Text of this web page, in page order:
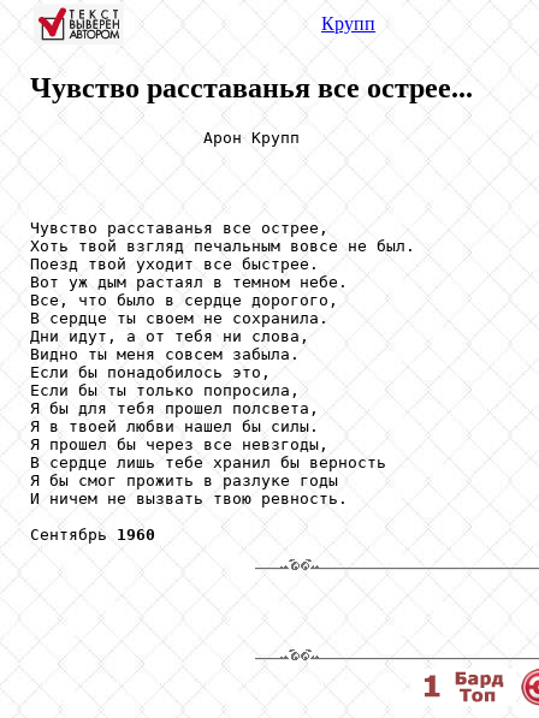
Крупп
Чувство расставанья все острее...
                  Арон Крупп
Чувство расставанья все острее,
Хоть твой взгляд печальным вовсе не был.
Поезд твой уходит все быстрее.
Вот уж дым растаял в темном небе.
Все, что было в сердце дорогого,
В сердце ты своем не сохранила.
Дни идут, а от тебя ни слова,
Видно ты меня совсем забыла.
Если бы понадобилось это,
Если бы ты только попросила,
Я бы для тебя прошел полсвета,
Я в твоей любви нашел бы силы.
Я прошел бы через все невзгоды,
В сердце лишь тебе хранил бы верность
Я бы смог прожить в разлуке годы
И ничем не вызвать твою ревность.
Сентябрь 1960